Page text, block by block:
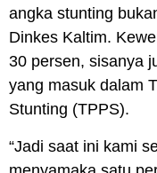
angka stunting
Dinkes Kaltim.
30 persen, sisanya
yang masuk dalam
Stunting (TPPS).
“Jadi saat ini kami